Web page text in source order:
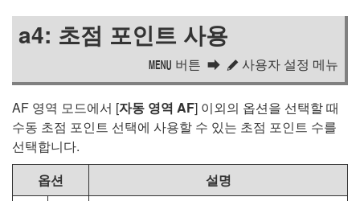
a4: 초점 포인트 사용
G 버튼 A 사용자 설정 메뉴
AF 영역 모드에서 [자동 영역 AF] 이외의 옵션을 선택할 때
수동 초점 포인트 선택에 사용할 수 있는 초점 포인트 수를
선택합니다.
옵션
설명